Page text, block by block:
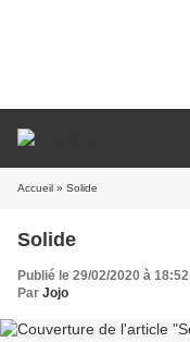
Accueil » Solide
Solide
Publié le 29/02/2020 à 18:52
Par Jojo